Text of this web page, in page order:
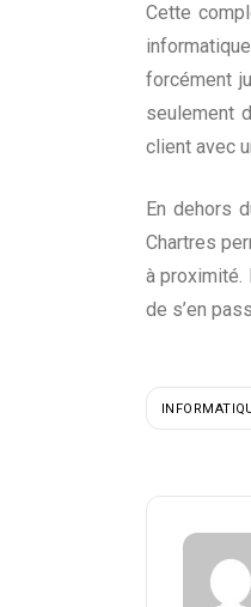
Cette
forcément
seulement
client avec
En dehors
Chartres
à proximité.
de s’en